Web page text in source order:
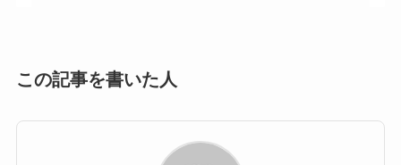
この記事を書いた人